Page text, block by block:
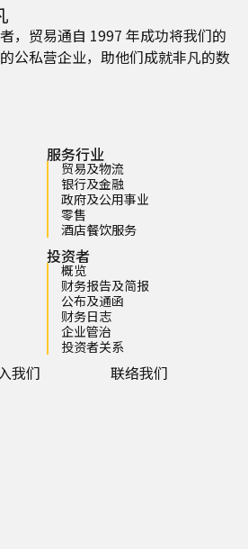
，贸易通自 1997 年成功将我们的
公私营企业，助他们成就非凡的数
服务行业
贸易及物流
银行及金融
政府及公用事业
零售
酒店餐饮服务
投资者
概览
财务报告及简报
公布及通函
财务日志
企业管治
投资者关系
我们 联络我们